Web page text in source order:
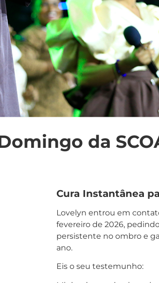
da
Cura Instantânea
Lovelyn entrou em
fevereiro de 2026,
persistente no ombro e
ano.
Eis o seu testemunho: